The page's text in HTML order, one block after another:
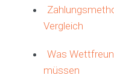
Vergleich
Was
müssen